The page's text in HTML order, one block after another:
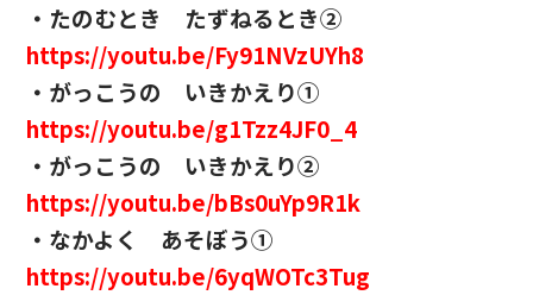
・たのむとき たずねるとき②
https://youtu.be/Fy91NVzUYh8
・がっこうの いきかえり①
https://youtu.be/g1Tzz4JF0_4
・がっこうの いきかえり②
https://youtu.be/bBs0uYp9R1k
・なかよく あそぼう①
https://youtu.be/6yqWOTc3Tug